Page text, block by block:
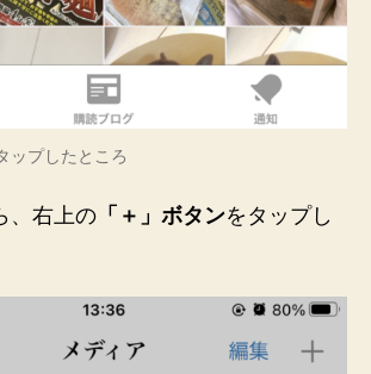
ップしたところ
、右上の 「＋」ボタンをタップし